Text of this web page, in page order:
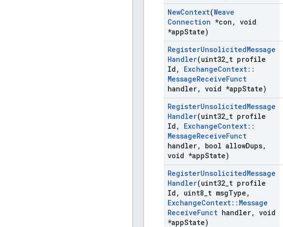
NewContext(Weave
Connection *con , void
*appState)
RegisterUnsolicitedMessage
Handler(uint32 t profile
Id , ExchangeContext::
MessageReceiveFunct
handler, void *appState)
RegisterUnsolicitedMessage
Handler(uint32 t profile
Id , ExchangeContext::
MessageReceiveFunct
handler, bool allowDups,
void *appState)
RegisterUnsolicitedMessage
Handler(uint32 t profile
Id , uint8 t msgType ,
ExchangeContext:: Message
ReceiveFunct handler, void
*appState)